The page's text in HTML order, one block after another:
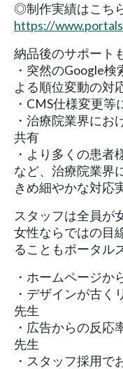
◎制作実績はこち
https://
納品後のサポート
・突然のGoogle
よる順位変動の対
・CMS仕様変更
・治療院業界にお
共有
・より多くの患者
など、治療院業界
きめ細やかな対応
スタッフは全員が
女性ならではの目
ることもポータル
・ホームページか
・デザインが古く
先生
・広告からの反応
先生
・スタッフ採用で